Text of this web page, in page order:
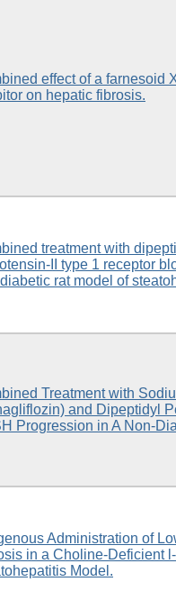
effect of a farnesoid
on hepatic fibrosis.
treatment with
II type 1 receptor
rat model of
Treatment with
and Dipeptidyl
Progression in A Non-
Administration of
in a Choline-Deficient
Model.